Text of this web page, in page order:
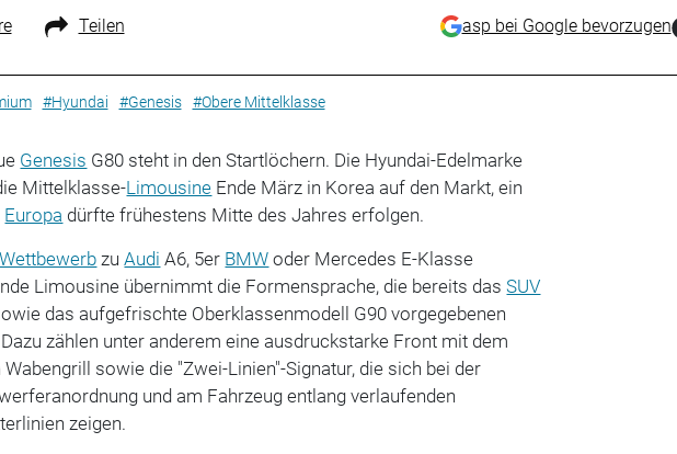
Teilen asp bei Google bevorzugen
#Hyundai #Genesis #Obere Mittelklasse
Genesis G80 steht in den Startlöchern. Die Hyundai-Edelmarke
Mittelklasse-Limousine Ende März in Korea auf den Markt, ein
Europa dürfte frühestens Mitte des Jahres erfolgen.
Wettbewerb zuAudi A6, 5er BMW oder Mercedes E-Klasse
Limousine übernimmt die Formensprache, die bereits dasSUV
das aufgefrischte Oberklassenmodell G90 vorgegebenen
Dazu zählen unter anderem eine ausdruckstarke Front mit dem
Wabengrill sowie die "Zwei-Linien"-Signatur, die sich bei der
und am Fahrzeug entlang verlaufenden
zeigen.